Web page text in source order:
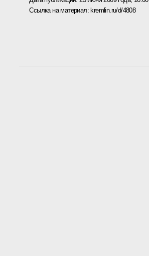
Ссылка на материал: kremlin.ru/d/4808